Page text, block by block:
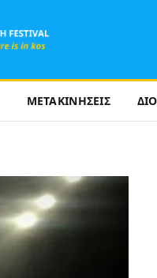
ΜΕΤΑΚΙΝΗΣΕΙΣ